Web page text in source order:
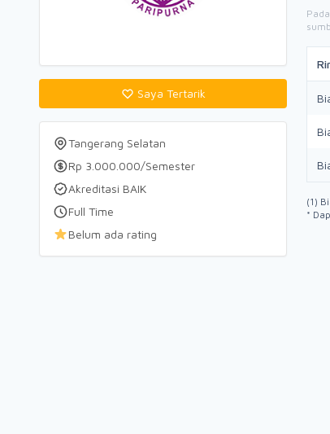
Saya Tertarik
Tangerang Selatan
Rp 3.000.000/Semester
Akreditasi BAIK
Full Time
Belum ada rating
(1)
*